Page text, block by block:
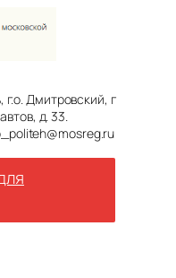
г.о. Дмитровский, г
д. 33.